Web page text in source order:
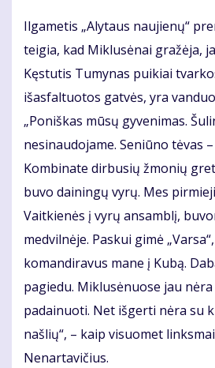
Ilgametis „Alytaus naujienų“
teigia, kad Miklusėnai gražėja,
Kęstutis Tumynas puikiai
išasfaltuotos gatvės, yra
„Poniškas mūsų gyvenimas.
nesinaudojame. Seniūno tėvas
Kombinate dirbusių žmonių
buvo dainingų vyrų. Mes
Vaitkienės į vyrų ansamblį,
medvilnėje. Paskui gimė
komandiravus mane į Kubą.
pagiedu. Miklusėnuose jau
padainuoti. Net išgerti nėra su
našlių“, – kaip visuomet
Nenartavičius.